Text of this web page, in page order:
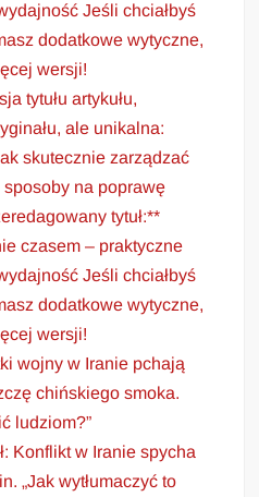
Jeśli chciałbyś
dodatkowe wytyczne,
wersji!
tytułu artykułu,
ale unikalna:
skutecznie zarządzać
na poprawę
tytuł:**
czasem – praktyczne
Jeśli chciałbyś
dodatkowe wytyczne,
wersji!
wojny w Iranie pchają
chińskiego smoka.
ludziom?”
Konflikt w Iranie spycha
„Jak wytłumaczyć to